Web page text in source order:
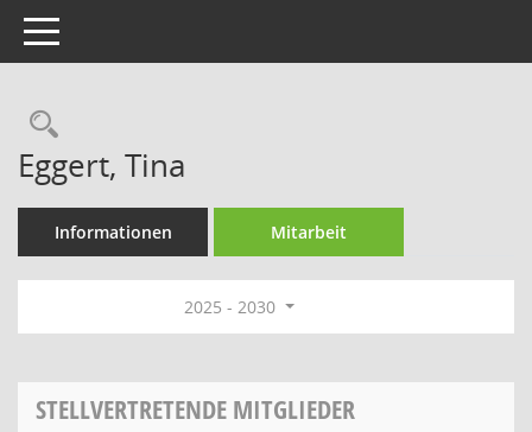
Toggle navigation
Rechercheauswahl
Eggert, Tina
Informationen Mitarbeit
2025 - 2030
STELLVERTRETENDE MITGLIEDER